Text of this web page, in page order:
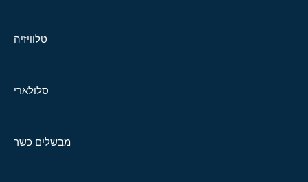
טלוויזיה
סלולארי
מבשלים כשר